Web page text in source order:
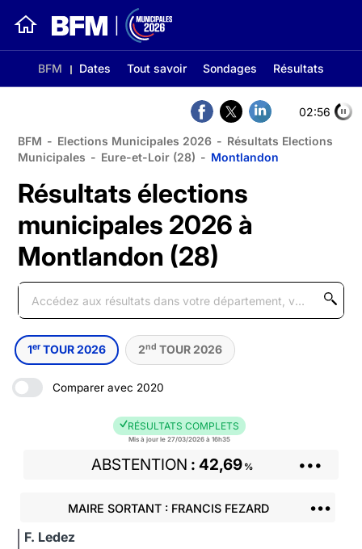
BFM Dates Tout savoir Sondages Résultats
02:56
BFM - Elections Municipales 2026 - Résultats Elections
Municipales - Eure-et-Loir (28) - Montlandon
Résultats élections
municipales 2026 à
Montlandon (28)
1er TOUR 2026 2nd TOUR 2026
Comparer avec 2020
RÉSULTATS COMPLETS
Mis à jour le 27/03/2026 à 16h35
ABSTENTION 42,69 % •••
MAIRE SORTANT : FRANCIS FEZARD •••
F. Ledez